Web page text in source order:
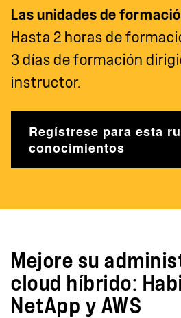
Las unidades de
Hasta 2 horas de
3 días de formación
instructor.
Regístrese para esta
conocimientos
Mejore su
cloud híbrido:
NetApp y AWS